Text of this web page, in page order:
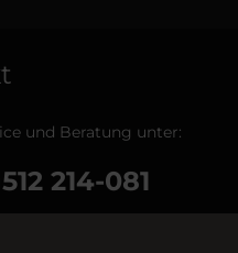
und Beratung unter:
214-081